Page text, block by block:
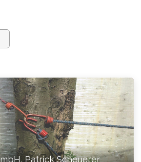
Patrick Scheuerer